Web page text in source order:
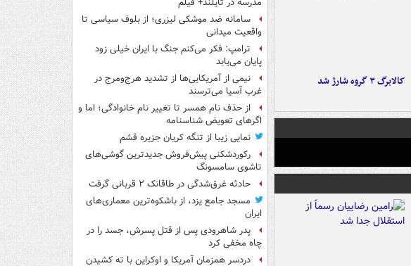
کالابرگ ۳ گروه شارژ شد
مدرسه در تایلند+ فیلم
سامانه ضد موشکی لیزری؛ از بلوف سیاسی تا
واقعیت میدانی
ترامپ: فکر می‌کنم جنگ با ایران خیلی زود
پایان می‌یابد
نیمی از آمریکایی‌ها از تشدید هرج‌ومرج در
غرب آسیا می‌ترسند
از حذف نام همسر تا تغییر نام خانوادگی؛ اما و
اگرهای تعویض شناسنامه
نمایی زیبا از تنگه کریان جزیره قشم
رکوردشکنی پیش‌فروش جدیدترین گوشی‌های
تاشوی سامسونگ
حادثه غرق‌شدگی در طاقانک ۲ قربانی گرفت
مسجد جامع یزد، از باشکوه‌ترین معماری‌های
ایران
پدر شاهرودی پس از قتل پسرش، جسد را در
چاه مخفی کرد
دردسر همزمان آمریکا و اوکراین با ته کشیدن